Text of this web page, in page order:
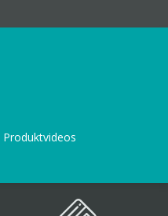
Produktvideos